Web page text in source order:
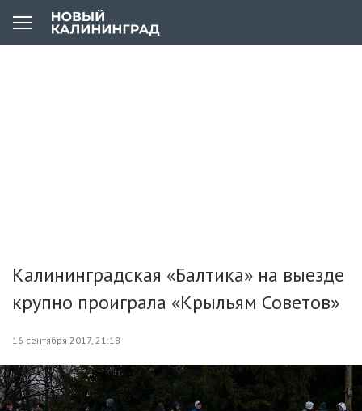
Калининградская «Балтика» на выезде
крупно проиграла «Крыльям Советов»
16 сентября 2017, 21:18